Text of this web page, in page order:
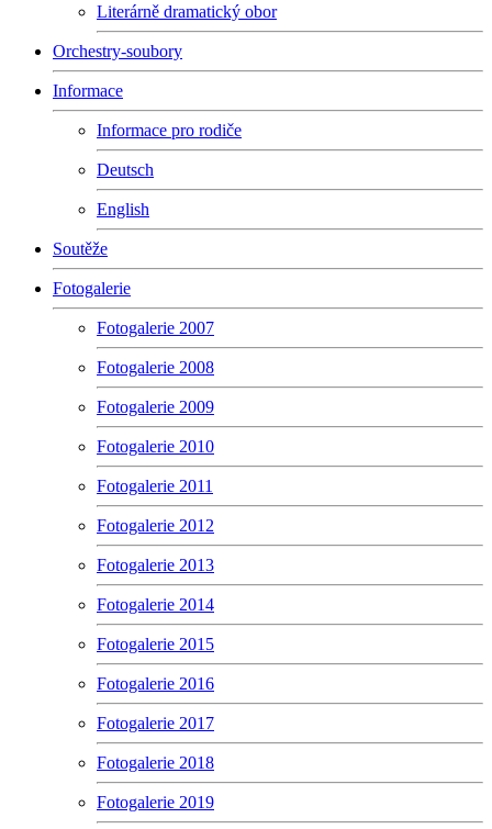
Literárně dramatický obor
Orchestry-soubory
Informace
Informace pro rodiče
Deutsch
English
Soutěže
Fotogalerie
Fotogalerie 2007
Fotogalerie 2008
Fotogalerie 2009
Fotogalerie 2010
Fotogalerie 2011
Fotogalerie 2012
Fotogalerie 2013
Fotogalerie 2014
Fotogalerie 2015
Fotogalerie 2016
Fotogalerie 2017
Fotogalerie 2018
Fotogalerie 2019